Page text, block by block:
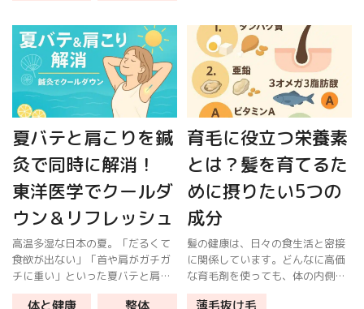
鍼灸整骨院では、鍼灸で血流とホ
ルモンバ […]
夏バテと肩こりを鍼
灸で同時に解消！
東洋医学でクールダ
ウン＆リフレッシュ
高温多湿な日本の夏。「だるくて
食欲が出ない」「首や肩がガチガ
チに重い」といった夏バテと肩こ
りのダブルパンチに悩む方が急増
体と健康
整体
育毛に役立つ栄養素
とは？髪を育てるた
めに摂りたい5つの
成分
髪の健康は、日々の食生活と密接
に関係しています。どんなに高価
な育毛剤を使っても、体の内側か
らのケアが不足していては十分な
薄毛抜け毛